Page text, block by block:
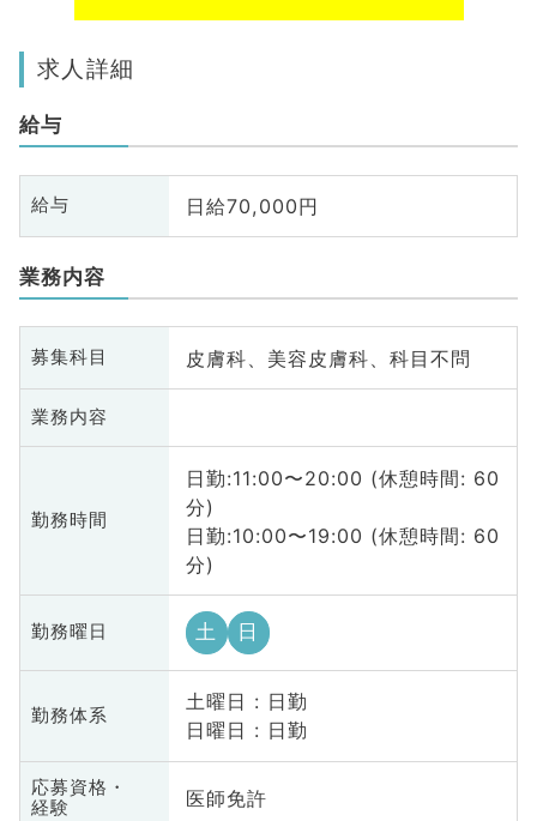
求人詳細
給与
給与 日給70,000円
業務内容
募集科目 皮膚科、美容皮膚科、科目不問
業務内容
勤務時間
日勤:11:00〜20:00 (休憩時間: 60
分)
日勤:10:00〜19:00 (休憩時間: 60
分)
勤務曜日 土 日
勤務体系
土曜日 : 日勤
日曜日 : 日勤
応募資格・
経験
医師免許